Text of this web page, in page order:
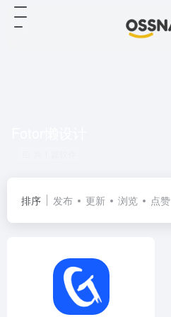
排序 发布 更新 浏览 点赞